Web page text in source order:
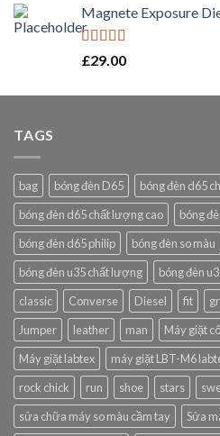
Magnete Exposure
Rated5.00
£29.00
TAGS
bag bóng đèn D65
bóng đèn d65
bóng đèn d65 chất lượng cao
bóng
bóng đèn d65 philip
bóng đèn so màu
bóng đèn u35 chất lượng
bóng đèn
classic
Converse Diesel fit
Jumper
leather man
Máy giặt
Máy giặt labtex
máy giặt LBT-M6
rock chick
run shoe stars
sửa chữa máy so màu cầm tay
Sửa